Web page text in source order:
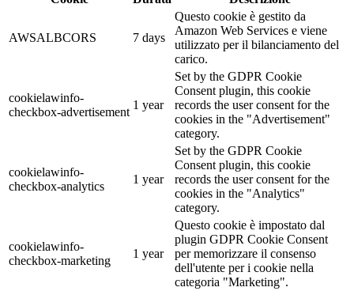
AWSALBCORS 7 days
Questo cookie è gestito da
Amazon Web Services e viene
utilizzato per il bilanciamento del
carico.
cookielawinfo-
checkbox-advertisement
1 year
Set by the GDPR Cookie
Consent plugin, this cookie
records the user consent for the
cookies in the "Advertisement"
category.
cookielawinfo-
checkbox-analytics
1 year
Set by the GDPR Cookie
Consent plugin, this cookie
records the user consent for the
cookies in the "Analytics"
category.
cookielawinfo-
checkbox-marketing
1 year
Questo cookie è impostato dal
plugin GDPR Cookie Consent
per memorizzare il consenso
dell'utente per i cookie nella
categoria "Marketing".